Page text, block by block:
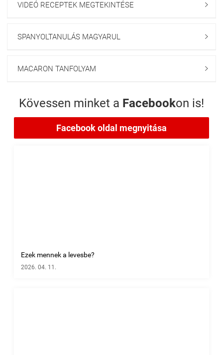
VIDEÓ RECEPTEK MEGTEKINTÉSE 
SPANYOLTANULÁS MAGYARUL 
MACARON TANFOLYAM 
Kövessen minket a Facebookon is!
Facebook oldal megnyitása
Ezek mennek a levesbe?
2026. 04. 11.